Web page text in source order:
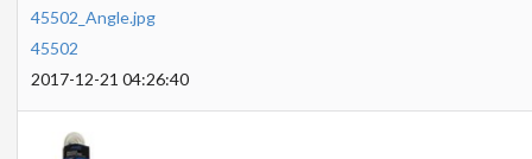
45502_Angle.jpg
45502
2017-12-21 04:26:40